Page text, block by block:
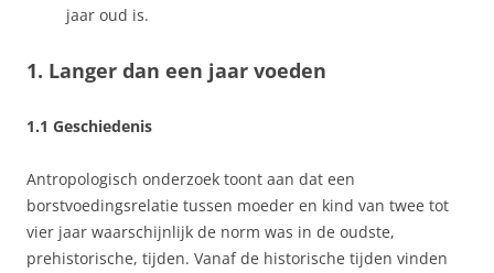
jaar oud is.
1. Langer dan een jaar voeden
1.1 Geschiedenis
Antropologisch onderzoek toont aan dat een
borstvoedingsrelatie tussen moeder en kind van twee tot
vier jaar waarschijnlijk de norm was in de oudste,
prehistorische, tijden. Vanaf de historische tijden vinden